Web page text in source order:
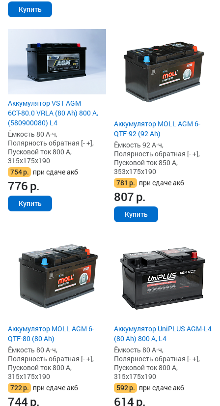
Купить
Аккумулятор VST AGM
6СТ-80.0 VRLA (80 Ah) 800 А,
(580900080) L4
Ёмкость 80 А·ч,
Полярность обратная [- +],
Пусковой ток 800 А,
315x175x190
754р. при сдаче акб
776р.
Купить
Аккумулятор MOLL AGM 6-
QTF-92 (92 Ah)
Ёмкость 92 А·ч,
Полярность обратная [- +],
Пусковой ток 850 А,
353x175x190
781 р. при сдаче акб
807р.
Купить
Аккумулятор MOLL AGM 6-
QTF-80 (80 Ah)
Ёмкость 80 А·ч,
Полярность обратная [- +],
Пусковой ток 800 А,
315x175x190
722р. при сдаче акб
744р.
Аккумулятор UniPLUS AGM-L4
(80 Ah) 800 А, L4
Ёмкость 80 А·ч,
Полярность обратная [- +],
Пусковой ток 800 А,
315x175x190
592р. при сдаче акб
614р.